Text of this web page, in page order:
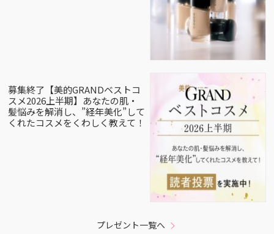
募集終了【美的GRANDベストコ
スメ2026上半期】あなたの肌・
髪悩みを解消し、”経年美化”して
くれたコスメをくわしく教えて！
プレゼント一覧へ